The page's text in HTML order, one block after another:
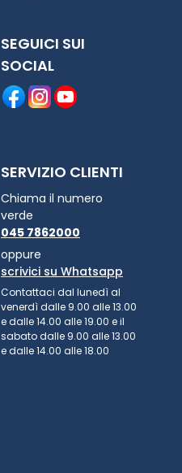
SEGUICI SUI
SOCIAL
SERVIZIO CLIENTI
Chiama il numero
verde
045 7862000
oppure
scrivici su Whatsapp
Contattaci dal lunedì al
venerdì dalle 9.00 alle 13.00
e dalle 14.00 alle 19.00 e il
sabato dalle 9.00 alle 13.00
e dalle 14.00 alle 18.00